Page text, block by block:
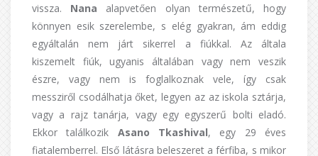
vissza. Nana alapvetően olyan természetű, hogy
könnyen esik szerelembe, s elég gyakran, ám eddig
egyáltalán nem járt sikerrel a fiúkkal. Az általa
kiszemelt fiúk, ugyanis általában vagy nem veszik
észre, vagy nem is foglalkoznak vele, így csak
messziről csodálhatja őket, legyen az az iskola sztárja,
vagy a rajz tanárja, vagy egy egyszerű bolti eladó.
Ekkor találkozik Asano Tkashival, egy 29 éves
fiatalemberrel. Első látásra beleszeret a férfiba, s mikor